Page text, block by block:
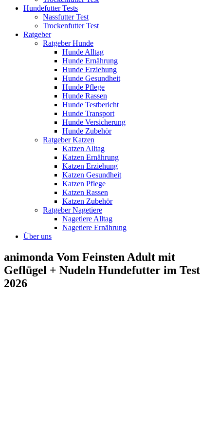
Hundefutter Tests
Nassfutter Test
Trockenfutter Test
Ratgeber
Ratgeber Hunde
Hunde Alltag
Hunde Ernährung
Hunde Erziehung
Hunde Gesundheit
Hunde Pflege
Hunde Rassen
Hunde Testbericht
Hunde Transport
Hunde Versicherung
Hunde Zubehör
Ratgeber Katzen
Katzen Alltag
Katzen Ernährung
Katzen Erziehung
Katzen Gesundheit
Katzen Pflege
Katzen Rassen
Katzen Zubehör
Ratgeber Nagetiere
Nagetiere Alltag
Nagetiere Ernährung
Über uns
animonda Vom Feinsten Adult mit
Geflügel + Nudeln Hundefutter im Test
2026